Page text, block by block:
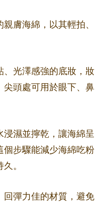
膚海綿，以其輕拍、
、光澤感強的底妝，妝
尖頭處可用於眼下、鼻
浸濕並擰乾，讓海綿呈
個步驟能減少海綿吃粉
。
回彈力佳的材質，避免